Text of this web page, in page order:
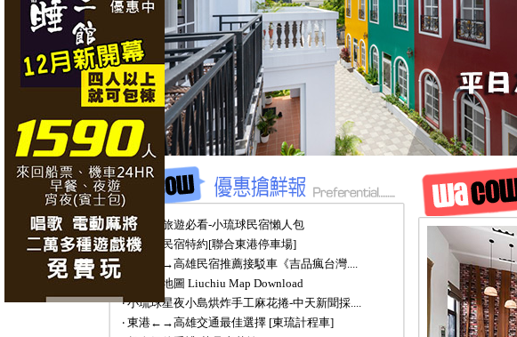
‧ 小琉球旅遊必看-小琉球民宿懶人包
‧ 小琉球民宿特約[聯合東港停車場]
‧ 東港←→高雄民宿推薦接駁車《吉品瘋台灣....
‧ 小琉球地圖 Liuchiu Map Download
‧ 小琉球星夜小島烘炸手工麻花捲-中天新聞採....
‧ 東港←→高雄交通最佳選擇 [東琉計程車]